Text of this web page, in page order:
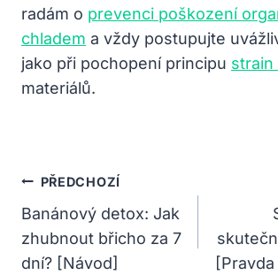
radám o prevenci poškození
chladem a vždy postupujte
jako při pochopení principu strain
materiálů.
Navigace
Pro
Příspěvek
PŘEDCHOZÍ
Banánový detox: Jak
zhubnout břicho za 7
dní? [Návod]